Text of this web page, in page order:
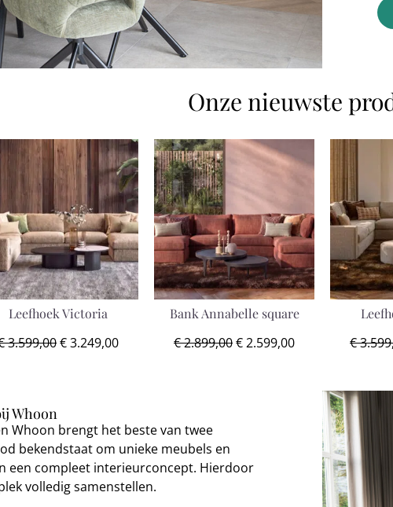
Onze nieuwste
Leefhoek Victoria
3.599,00€3.249,00
Bank Annabelle square
€2.899,00€2.599,00 €
Whoon
Whoon brengt het beste van twee
bekendstaat om unieke meubels en
een compleet interieurconcept. Hierdoor
volledig samenstellen.